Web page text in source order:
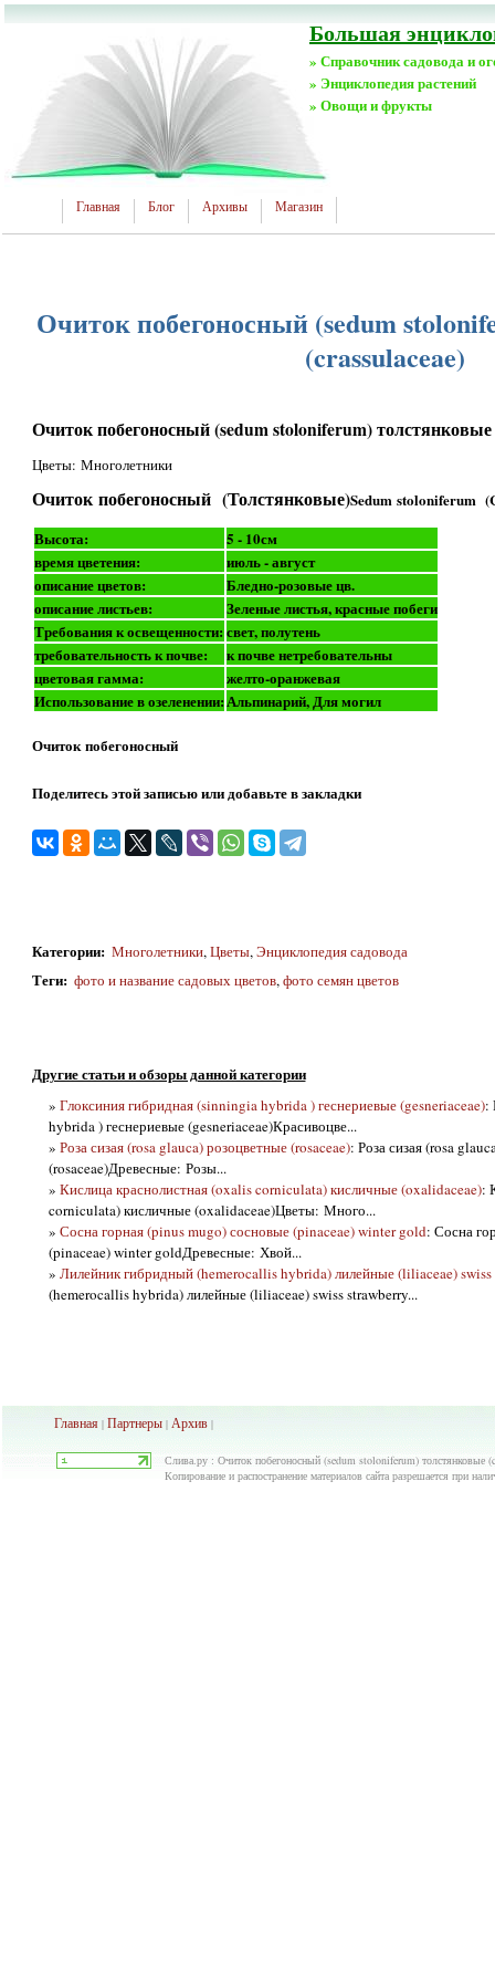
Большая
» Справочник садовода и
» Энциклопедия растений
» Овощи и фрукты
Главная Блог Архивы Магазин
Очиток побегоносный (sedum
(crassulaceae)
Очиток побегоносный (sedum stoloniferum) толстянковые
Цветы: Многолетники
Очиток побегоносный (Толстянковые)Sedum stoloniferum
Высота:
5 - 10см
время цветения:
июль - август
описание цветов:
Бледно-розовые цв.
описание листьев:
Зеленые листья, красные побеги
Требования к освещенности: свет, полутень
требовательность к почве:
к почве нетребовательны
цветовая гамма:
желто-оранжевая
Использование в озеленении:Альпинарий, Для могил
Очиток побегоносный
Поделитесь этой записью или добавьте в закладки
Категории: Многолетники,Цветы,Энциклопедия садовода
Теги: фото и название садовых цветов,фото семян цветов
Другие статьи и обзоры данной категории
» Глоксиния гибридная (sinningia hybrida ) геснериевые (gesneriaceae):
hybrida ) геснериевые (gesneriaceae)Красивоцве...
» Роза сизая (rosa glauca) розоцветные (rosaceae): Роза сизая (rosa
(rosaceae)Древесные: Розы...
» Кислица краснолистная (oxalis corniculata) кисличные (oxalidaceae):
corniculata) кисличные (oxalidaceae)Цветы: Много...
» Сосна горная (pinus mugo) сосновые (pinaceae) winter gold: Сосна
(pinaceae) winter goldДревесные: Хвой...
» Лилейник гибридный (hemerocallis hybrida) лилейные (liliaceae) swiss
(hemerocallis hybrida) лилейные (liliaceae) swiss strawberry...
Главная| Партнеры| Архив|
Слива.ру : Очиток побегоносный (sedum stoloniferum) толстянковые
Копирование и распостранение материалов сайта разрешается при